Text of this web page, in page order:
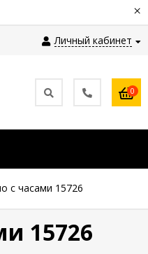
×
Личный кабинет
0
с часами 15726
15726